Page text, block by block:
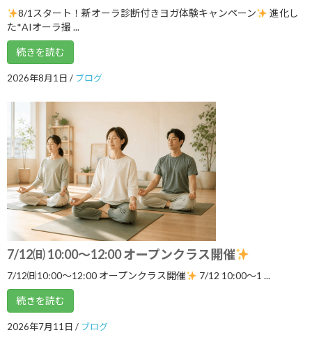
2017年8月3日
最近の投稿
ブログ
8/1スタート！新オーラ診断付きヨガ
体験キャンペーン
2026年8月1日
ブログ
7/12㈰ 10:00～12:00 オープンクラス開
催
8/1スタート！新オーラ診断付きヨガ体験キャンペーン
進化し
た*AIオーラ撮 ...
続きを読む
2026年8月1日 / ブログ
7/12㈰ 10:00～12:00 オープンクラス開催
7/12㈰10:00～12:00 オープンクラス開催 7/12 10:00〜1 ...
続きを読む
2026年7月11日 / ブログ